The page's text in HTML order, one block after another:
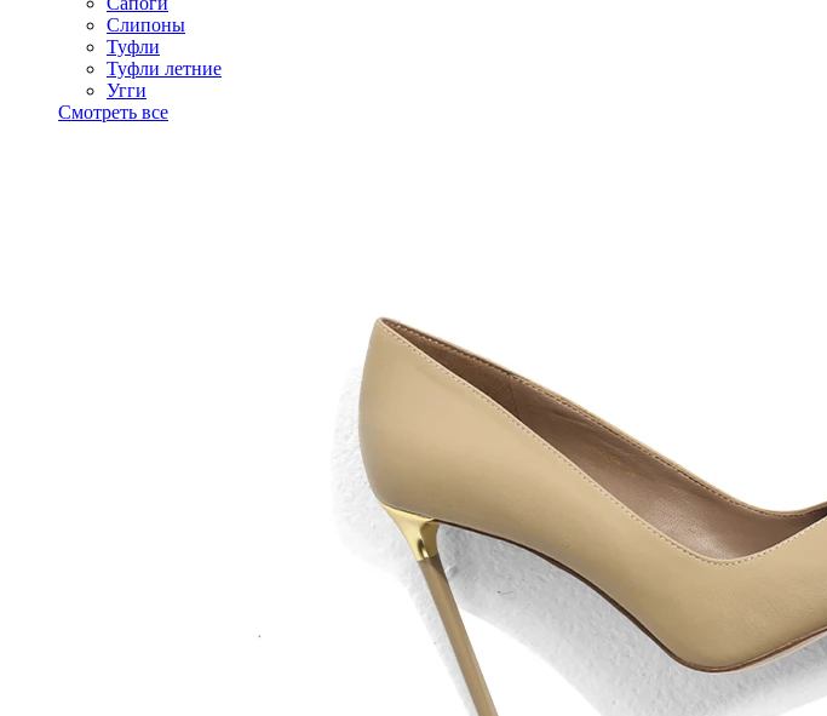
Слипоны
Туфли
Туфли летние
Угги
Смотреть все